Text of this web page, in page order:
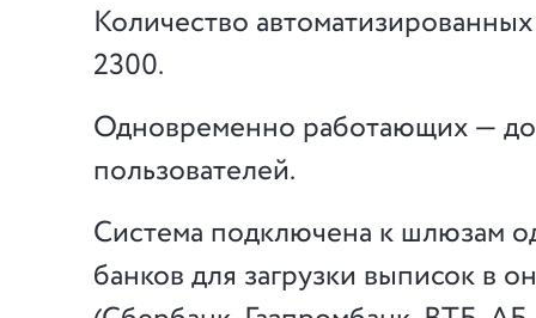
Количество
2300.
Одновременно работающих —
пользователей.
Система подключена к шлюзам
банков для загрузки выписок в